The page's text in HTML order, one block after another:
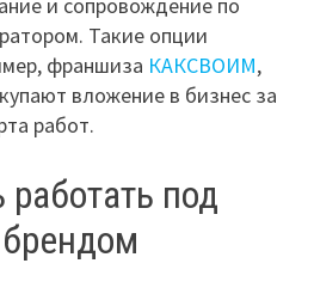
Такие опции
франшиза КАКСВОИМ,
вложение в бизнес за
работ.
под